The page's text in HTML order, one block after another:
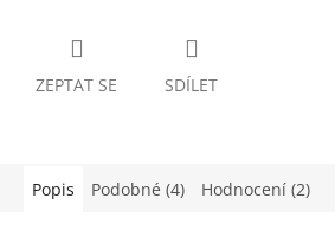
ZEPTAT SE SDÍLET
Popis Podobné (4) Hodnocení (2)